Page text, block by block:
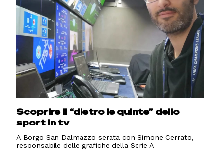
Scoprire il “dietro le quinte” dello
sport in tv
A Borgo San Dalmazzo serata con Simone Cerrato,
responsabile delle grafiche della Serie A